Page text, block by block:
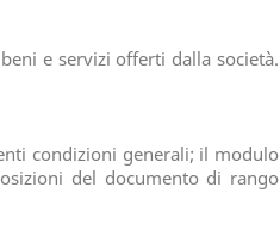
e servizi offerti dalla società.
condizioni generali; il modulo
del documento di rango